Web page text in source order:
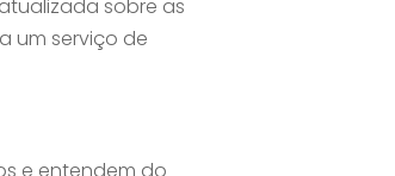
sobre as
um serviço de
e entendem do